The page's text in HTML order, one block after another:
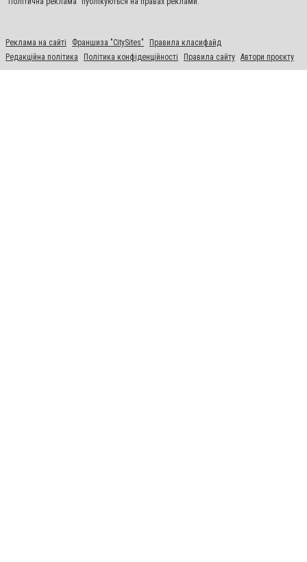
Реклама на сайті Франшиза "CitySites"
Правила класифайд
Редакційна політика
Політика конфіденційності Правила сайту Автори проєкту